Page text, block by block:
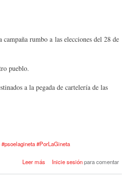
rumbo a las elecciones del 28 de
pueblo.
a la pegada de cartelería de las
#PorLaGineta
Leer más
acerca de COMIENZO DE
CARTELES DE CAMPAÑA 2023
Inicie sesiónpara comentar